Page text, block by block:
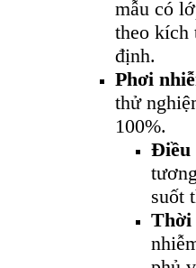
mẫu có
theo kích
định.
Phơi
thử
100%.
Điều
suốt
Thời